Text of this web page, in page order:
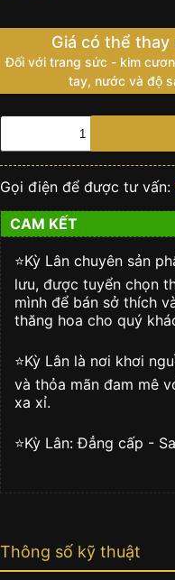
Giá có thể
Đối với trang sức - kim
tay, nước và độ
Đá
xanh
dương
đậm
số
lượng
Gọi điện để được tư vấn:
CAM KẾT
⭐️Kỳ Lân chuyên sản
lưu, được tuyển chọn
mình để bán sở thích
thăng hoa cho quý
⭐️Kỳ Lân là nơi khơi
và thỏa mãn đam mê
xa xỉ.
⭐️Kỳ Lân: Đẳng cấp -
Thông số kỹ thuật